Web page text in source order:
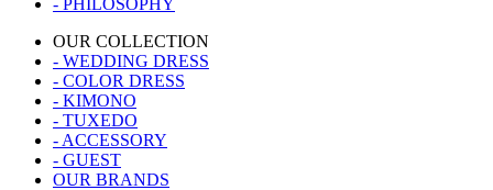
OUR COLLECTION
- WEDDING DRESS
- COLOR DRESS
- KIMONO
- TUXEDO
- ACCESSORY
- GUEST
OUR BRANDS